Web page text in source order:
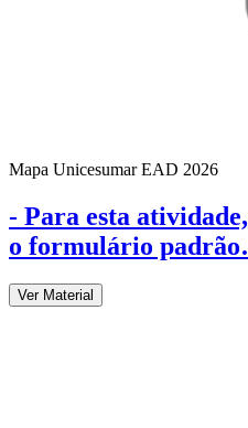
Mapa Unicesumar EAD 2026
- Para esta
o formulário
Ver Material